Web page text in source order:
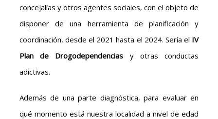
concejalías y otros agentes sociales, con el objeto de
disponer de una herramienta de planificación y
coordinación, desde el 2021 hasta el 2024. Sería el IV
Plan de Drogodependencias y otras conductas
adictivas.
Además de una parte diagnóstica, para evaluar en
qué momento está nuestra localidad a nivel de edad